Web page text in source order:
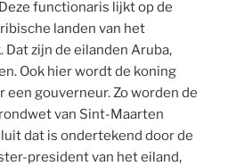
functionaris lijkt op de
landen van het
zijn de eilanden Aruba,
Ook hier wordt de koning
gouverneur. Zo worden de
van Sint-Maarten
dat is ondertekend door de
president van het eiland,